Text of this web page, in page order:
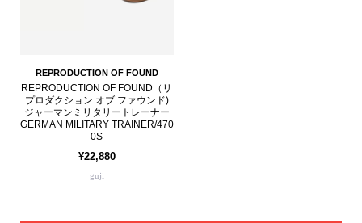
REPRODUCTION OF FOUND
REPRODUCTION OF FOUND（リ
プロダクション オブ ファウンド)
ジャーマンミリタリートレーナー
GERMAN MILITARY TRAINER/470
0S
¥22,880
guji